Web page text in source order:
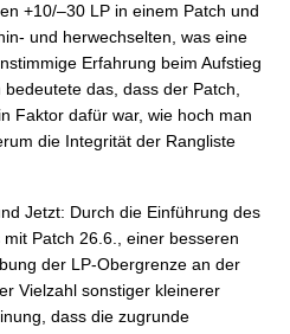
+10/–30 LP in einem Patch und
und herwechselten, was eine
Erfahrung beim Aufstieg
das, dass der Patch,
Faktor dafür war, wie hoch man
die Integrität der Rangliste
Jetzt: Durch die Einführung des
Patch 26.6., einer besseren
der LP-Obergrenze an der
Vielzahl sonstiger kleinerer
dass die zugrunde